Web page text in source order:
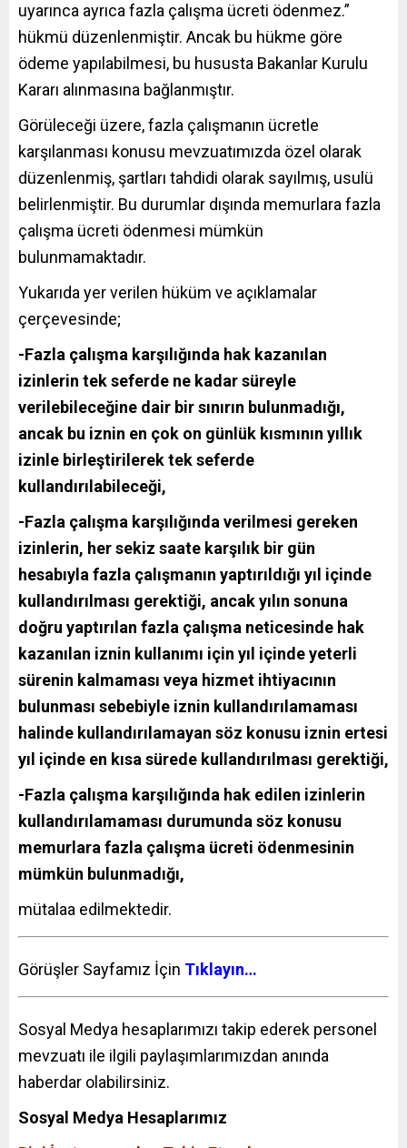
uyarınca ayrıca fazla çalışma ücreti ödenmez.”
hükmü düzenlenmiştir. Ancak bu hükme göre
ödeme yapılabilmesi, bu hususta Bakanlar Kurulu
Kararı alınmasına bağlanmıştır.
Görüleceği üzere, fazla çalışmanın ücretle
karşılanması konusu mevzuatımızda özel olarak
düzenlenmiş, şartları tahdidi olarak sayılmış, usulü
belirlenmiştir. Bu durumlar dışında memurlara fazla
çalışma ücreti ödenmesi mümkün
bulunmamaktadır.
Yukarıda yer verilen hüküm ve açıklamalar
çerçevesinde;
-Fazla çalışma karşılığında hak kazanılan
izinlerin tek seferde ne kadar süreyle
verilebileceğine dair bir sınırın bulunmadığı,
ancak bu iznin en çok on günlük kısmının yıllık
izinle birleştirilerek tek seferde
kullandırılabileceği,
-Fazla çalışma karşılığında verilmesi gereken
izinlerin, her sekiz saate karşılık bir gün
hesabıyla fazla çalışmanın yaptırıldığı yıl içinde
kullandırılması gerektiği, ancak yılın sonuna
doğru yaptırılan fazla çalışma neticesinde hak
kazanılan iznin kullanımı için yıl içinde yeterli
sürenin kalmaması veya hizmet ihtiyacının
bulunması sebebiyle iznin kullandırılamaması
halinde kullandırılamayan söz konusu iznin ertesi
yıl içinde en kısa sürede kullandırılması gerektiği,
-Fazla çalışma karşılığında hak edilen izinlerin
kullandırılamaması durumunda söz konusu
memurlara fazla çalışma ücreti ödenmesinin
mümkün bulunmadığı,
mütalaa edilmektedir.
Görüşler Sayfamız İçin Tıklayın…
Sosyal Medya hesaplarımızı takip ederek personel
mevzuatı ile ilgili paylaşımlarımızdan anında
haberdar olabilirsiniz.
Sosyal Medya Hesaplarımız